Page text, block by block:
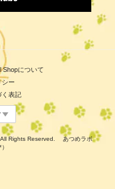
Shopについて
シー
く表記
All Rights Reserved. あつめラボ